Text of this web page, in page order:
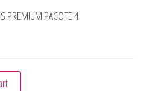
PREMIUM PACOTE 4
NATURAIS PREMIUM PACOTE